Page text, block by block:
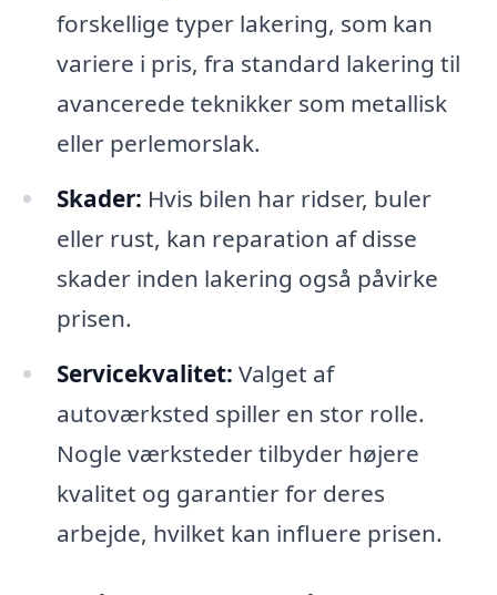
forskellige typer lakering, som kan
variere i pris, fra standard lakering til
avancerede teknikker som metallisk
eller perlemorslak.
Skader: Hvis bilen har ridser, buler
eller rust, kan reparation af disse
skader inden lakering også påvirke
prisen.
Servicekvalitet: Valget af
autoværksted spiller en stor rolle.
Nogle værksteder tilbyder højere
kvalitet og garantier for deres
arbejde, hvilket kan influere prisen.